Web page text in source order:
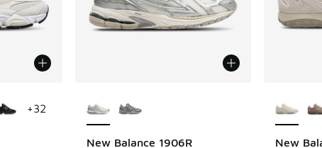
+32
New Balance 1906R New
SPARE 44